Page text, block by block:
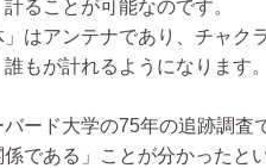
ることが可能なのです。
はアンテナであり、チャク
もが計れるようになります
ード大学の75年の追跡調査
である」ことが分かったと